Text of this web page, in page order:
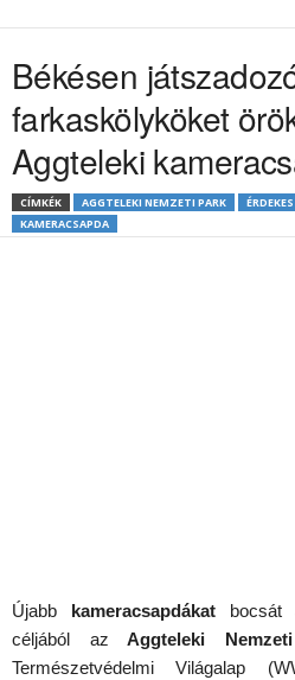
Békésen
farkaskölyköket
Aggteleki
CÍMKÉK AGGTELEKI NEMZETI PARK ÉRDEKES
KAMERACSAPDA
Újabb kameracsapdákatbocsát
céljából az Aggteleki
Természetvédelmi Világalap